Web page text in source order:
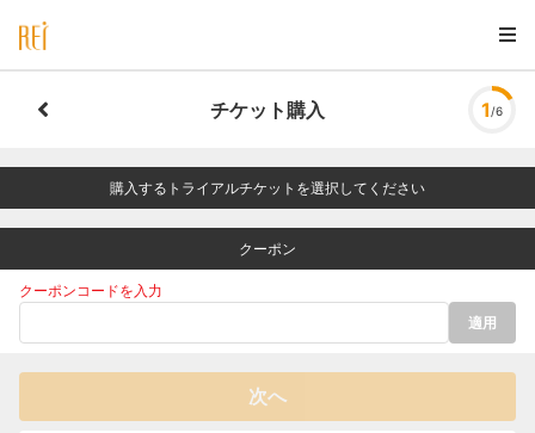
チケット購入 1 /6
購入するトライアルチケットを選択してください
クーポン
クーポンコードを入力
適用
次へ